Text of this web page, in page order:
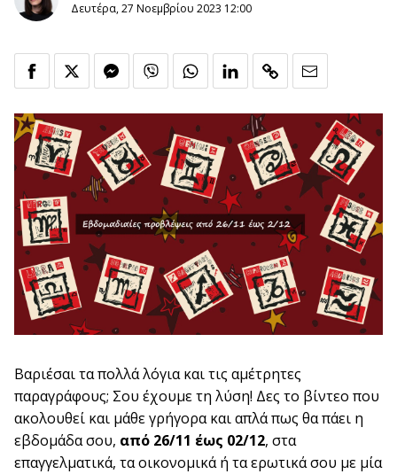
Δευτέρα, 27 Νοεμβρίου 2023 12:00
Βαριέσαι τα πολλά λόγια και τις αμέτρητες
παραγράφους; Σου έχουμε τη λύση! Δες το βίντεο που
ακολουθεί και μάθε γρήγορα και απλά πως θα πάει η
εβδομάδα σου, από 26/11 έως 02/12, στα
επαγγελματικά, τα οικονομικά ή τα ερωτικά σου με μία